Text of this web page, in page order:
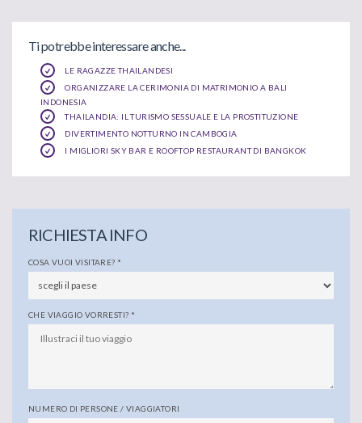
Ti potrebbe interessare anche...
LE RAGAZZE THAILANDESI
ORGANIZZARE LA CERIMONIA DI MATRIMONIO A BALI
INDONESIA
THAILANDIA: IL TURISMO SESSUALE E LA PROSTITUZIONE
DIVERTIMENTO NOTTURNO IN CAMBOGIA
I MIGLIORI SKY BAR E ROOFTOP RESTAURANT DI BANGKOK
RICHIESTA INFO
COSA VUOI VISITARE? *
CHE VIAGGIO VORRESTI? *
NUMERO DI PERSONE / VIAGGIATORI